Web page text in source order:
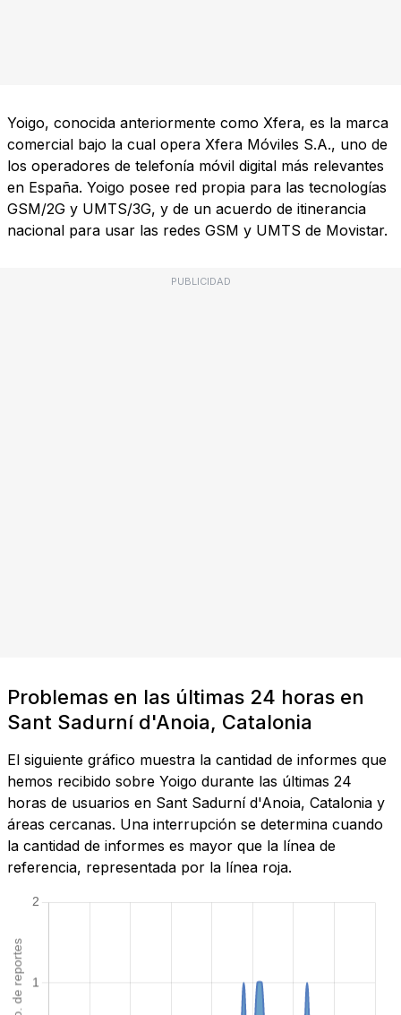
Yoigo, conocida anteriormente como Xfera, es la marca
comercial bajo la cual opera Xfera Móviles S.A., uno de
los operadores de telefonía móvil digital más relevantes
en España. Yoigo posee red propia para las tecnologías
GSM/2G y UMTS/3G, y de un acuerdo de itinerancia
nacional para usar las redes GSM y UMTS de Movistar.
PUBLICIDAD
Problemas en las últimas 24 horas en
Sant Sadurní d'Anoia, Catalonia
El siguiente gráfico muestra la cantidad de informes que
hemos recibido sobre Yoigo durante las últimas 24
horas de usuarios en Sant Sadurní d'Anoia, Catalonia y
áreas cercanas. Una interrupción se determina cuando
la cantidad de informes es mayor que la línea de
referencia, representada por la línea roja.